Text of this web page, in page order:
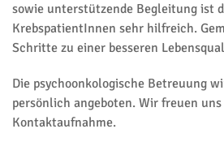
sowie unterstützende Begleitung ist
KrebspatientInnen sehr hilfreich.
Schritte zu einer besseren
Die psychoonkologische Betreuung
persönlich angeboten. Wir freuen
Kontaktaufnahme.